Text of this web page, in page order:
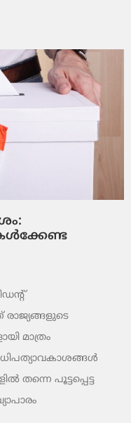
മാത്രം
തന്നെ പൂട്ടപ്പെട്ട